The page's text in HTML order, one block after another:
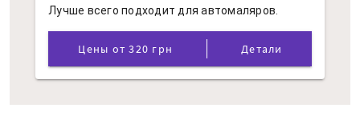
Лучше всего подходит для автомаляров.
Цены от 320 грн Детали